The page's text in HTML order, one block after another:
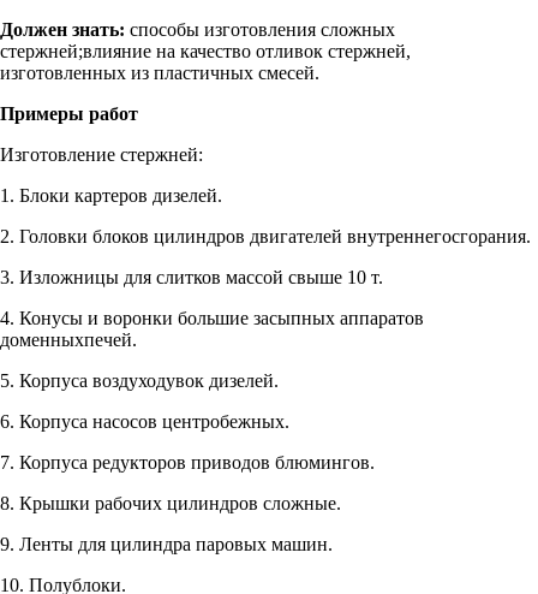
Должен знать: способы изготовления сложных
стержней;влияние на качество отливок стержней,
изготовленных из пластичных смесей.
Примеры работ
Изготовление стержней:
1. Блоки картеров дизелей.
2. Головки блоков цилиндров двигателей внутреннегосгорания.
3. Изложницы для слитков массой свыше 10 т.
4. Конусы и воронки большие засыпных аппаратов
доменныхпечей.
5. Корпуса воздуходувок дизелей.
6. Корпуса насосов центробежных.
7. Корпуса редукторов приводов блюмингов.
8. Крышки рабочих цилиндров сложные.
9. Ленты для цилиндра паровых машин.
10. Полублоки.